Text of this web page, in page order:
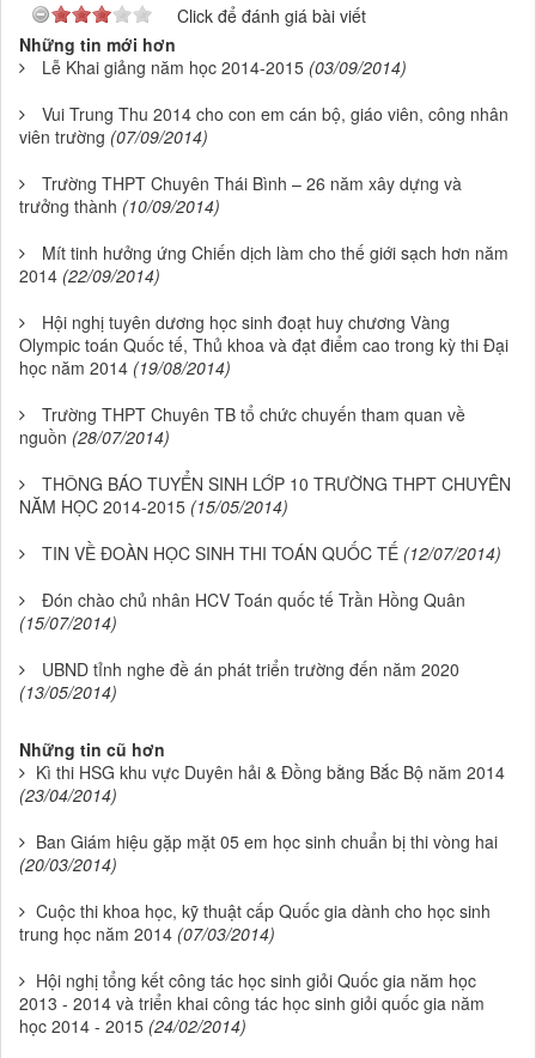
Click để đánh giá bài viết
Những tin mới hơn
Lễ Khai giảng năm học 2014-2015 (03/09/2014)
Vui Trung Thu 2014 cho con em cán bộ, giáo viên, công nhân
viên trường (07/09/2014)
Trường THPT Chuyên Thái Bình – 26 năm xây dựng và
trưởng thành (10/09/2014)
Mít tinh hưởng ứng Chiến dịch làm cho thế giới sạch hơn năm
2014 (22/09/2014)
Hội nghị tuyên dương học sinh đoạt huy chương Vàng
Olympic toán Quốc tế, Thủ khoa và đạt điểm cao trong kỳ thi Đại
học năm 2014 (19/08/2014)
Trường THPT Chuyên TB tổ chức chuyến tham quan về
nguồn (28/07/2014)
THÔNG BÁO TUYỂN SINH LỚP 10 TRƯỜNG THPT CHUYÊN
NĂM HỌC 2014-2015 (15/05/2014)
TIN VỀ ĐOÀN HỌC SINH THI TOÁN QUỐC TẾ (12/07/2014)
Đón chào chủ nhân HCV Toán quốc tế Trần Hồng Quân
(15/07/2014)
UBND tỉnh nghe đề án phát triển trường đến năm 2020
(13/05/2014)
Những tin cũ hơn
Kì thi HSG khu vực Duyên hải & Đồng bằng Bắc Bộ năm 2014
(23/04/2014)
Ban Giám hiệu gặp mặt 05 em học sinh chuẩn bị thi vòng hai
(20/03/2014)
Cuộc thi khoa học, kỹ thuật cấp Quốc gia dành cho học sinh
trung học năm 2014 (07/03/2014)
Hội nghị tổng kết công tác học sinh giỏi Quốc gia năm học
2013 - 2014 và triển khai công tác học sinh giỏi quốc gia năm
học 2014 - 2015 (24/02/2014)